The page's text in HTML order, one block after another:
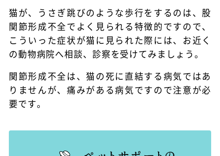
猫が、うさぎ跳びのような歩行をするのは、股
関節形成不全でよく見られる特徴的ですので、
こういった症状が猫に見られた際には、お近く
の動物病院へ相談、診察を受けてみましょう。
関節形成不全は、猫の死に直結する病気ではあ
りませんが、痛みがある病気ですので注意が必
要です。